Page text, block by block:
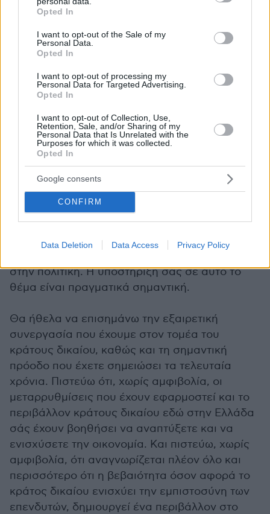
grant or deny consent to Google and its third-party tags to
use your data for below specified purposes in below Google
consent section.
Opted In
I want to opt-out of the Sale of my
Personal Data.
Opted In
I want to opt-out of processing my
Personal Data for Targeted Advertising.
Opted In
I want to opt-out of Collection, Use,
Retention, Sale, and/or Sharing of my
Personal Data that Is Unrelated with the
Purposes for which it was collected.
Opted In
Google consents
CONFIRM
Data Deletion Data Access Privacy Policy
εμβληματικές δράσεις που απορρέουν από
Έχουμε τώρα το Κέντρο Δημοκρατικής
λειτουργία, και ενισχύουμε τη συνεργασία
μεταξύ των εκλογικών αρχών. Στο μέλλον θα
εκδώσουμε κατευθυντήριες οδηγίες σχετικά με
τη χρήση τεχνητής νοημοσύνης σε εκλογές,
ένα θέμα εξαιρετικά επίκαιρο, αλλά και
συστάσεις για την ασφάλεια στην πολιτική,
επειδή είναι σημαντικό να διαθέτουμε ένα
περιβάλλον για τους εκπροσώπους των πολιτών
και τους πιθανούς υποψηφίους που να τους
προσελκύει στη δημόσια ζωή, που να τους
ενθαρρύνει να θέσουν τους εαυτούς τους στην
στην πολιτική. Η υποστήριξή σας σε αυτό το
θέμα είναι πραγματικά σημαντική.
Θα ήθελα να επισημάνω την εξαιρετική
συνεργασία που έχουμε στον τομέα του
κράτους δικαίου, καθώς και τη σημαντική
πρόοδο που έχετε σημειώσει τα τελευταία
χρόνια. Πιστεύω ότι, χωρίς αμφιβολία, οι
μεταρρυθμίσεις που έχουν εφαρμοστεί και το
περιβάλλον κράτους δικαίου εδώ στην Ελλάδα
σάς έχουν βοηθήσει να αναπτύξετε και να
ενισχύσετε την οικονομία. Και πιστεύω, χωρίς
αμφιβολία, ότι αναγνωρίζεται πλέον όλο και
περισσότερο ότι η βεβαιότητα όσον αφορά το
κράτος δικαίου ενισχύει την εμπιστοσύνη των
επενδυτών, δημιουργεί ένα περιβάλλον στο